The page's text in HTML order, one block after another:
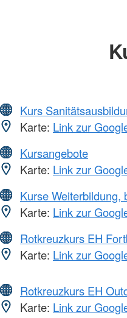
Kurs
Karte: Link zur
Kursangebote
Karte: Link zur
Kurse Weiterbildung,
Karte: Link zur
Rotkreuzkurs EH
Karte: Link zur
Rotkreuzkurs EH
Karte: Link zur